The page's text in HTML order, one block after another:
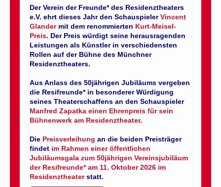
Der Verein der Freunde* des Residenztheaters
e.V. ehrt dieses Jahr den Schauspieler Vincent
Glander mit dem renommierten Kurt-Meisel-
Preis. Der Preis würdigt seine herausragenden
Leistungen als Künstler in verschiedensten
Rollen auf der Bühne des Münchner
Residenztheaters.
Aus Anlass des 50jährigen Jubiläums vergeben
die Resifreunde* in besonderer Würdigung
seines Theaterschaffens an den Schauspieler
Manfred Zapatka einen Ehrenpreis für sein
Bühnenwerk am Residenztheater.
Die Preisverleihung an die beiden Preisträger
findet im Rahmen einer öffentlichen
Jubiläumsgala zum 50jährigen Vereinsjubiläum
der Resifreunde* am 11. Oktober 2026 im
Residenztheater statt.